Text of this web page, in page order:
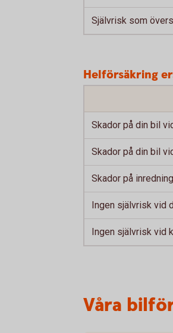
Självrisk som
Helförsäkring
Skador på din bil
Skador på din bil
Skador på
Ingen självrisk vid
Ingen självrisk vid
Våra